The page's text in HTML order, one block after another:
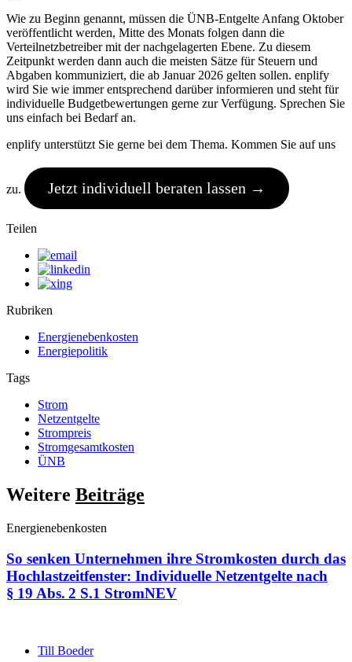
Wie zu Beginn genannt, müssen die ÜNB-Entgelte Anfang Oktober
veröffentlicht werden, Mitte des Monats folgen dann die
Verteilnetzbetreiber mit der nachgelagerten Ebene. Zu diesem
Zeitpunkt werden dann auch die meisten Sätze für Steuern und
Abgaben kommuniziert, die ab Januar 2026 gelten sollen. enplify
wird Sie wie immer entsprechend darüber informieren und steht für
individuelle Budgetbewertungen gerne zur Verfügung. Sprechen Sie
uns einfach bei Bedarf an.
enplify unterstützt Sie gerne bei dem Thema. Kommen Sie auf uns
zu. Jetzt individuell beraten lassen →
Teilen
Rubriken
Energienebenkosten
Energiepolitik
Tags
Strom
Netzentgelte
Strompreis
Stromgesamtkosten
ÜNB
Weitere Beiträge
Energienebenkosten
So senken Unternehmen ihre Stromkosten durch das
Hochlastzeitfenster: Individuelle Netzentgelte nach
§ 19 Abs. 2 S.1 StromNEV
Till Boeder